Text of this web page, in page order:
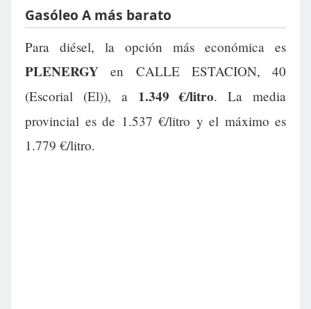
Gasóleo A más barato
Para diésel, la opción más económica es
PLENERGY en CALLE ESTACION, 40
(Escorial (El)), a 1.349 €/litro. La media
provincial es de 1.537 €/litro y el máximo es
1.779 €/litro.